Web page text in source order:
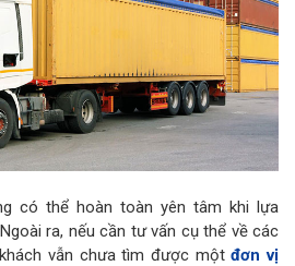
có thể hoàn toàn yên tâm khi lựa
ra, nếu cần tư vấn cụ thể về các
vẫn chưa tìm được mộtđơn vị